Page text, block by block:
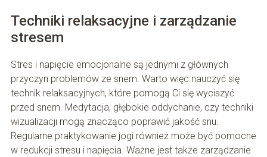
Techniki relaksacyjne i zarządzanie
stresem
Stres i napięcie emocjonalne są jednymi z głównych
przyczyn problemów ze snem. Warto więc nauczyć się
technik relaksacyjnych, które pomogą Ci się wyciszyć
przed snem. Medytacja, głębokie oddychanie, czy techniki
wizualizacji mogą znacząco poprawić jakość snu.
Regularne praktykowanie jogi również może być pomocne
w redukcji stresu i napięcia. Ważne jest także zarządzanie